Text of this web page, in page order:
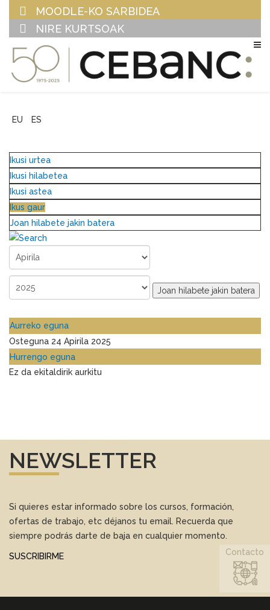
MOODLE-KO SARBIDEA
NIRE KURTSOAK
EU ES
Ikusi urtea
Ikusi hilabetea
Ikusi astea
Ikus gaur
Joan hilabete jakin batera
Joan hilabete jakin batera
Aurreko eguna
Osteguna 24 Apirila 2025
Hurrengo eguna
Ez da ekitaldirik aurkitu
NEWSLETTER
Si quieres estar informado sobre los cursos, formación,
ofertas de trabajo, etc déjanos tu email. Recuerda que
siempre podrás darte de baja en cualquier momento.
SUSCRIBIRME Contacto